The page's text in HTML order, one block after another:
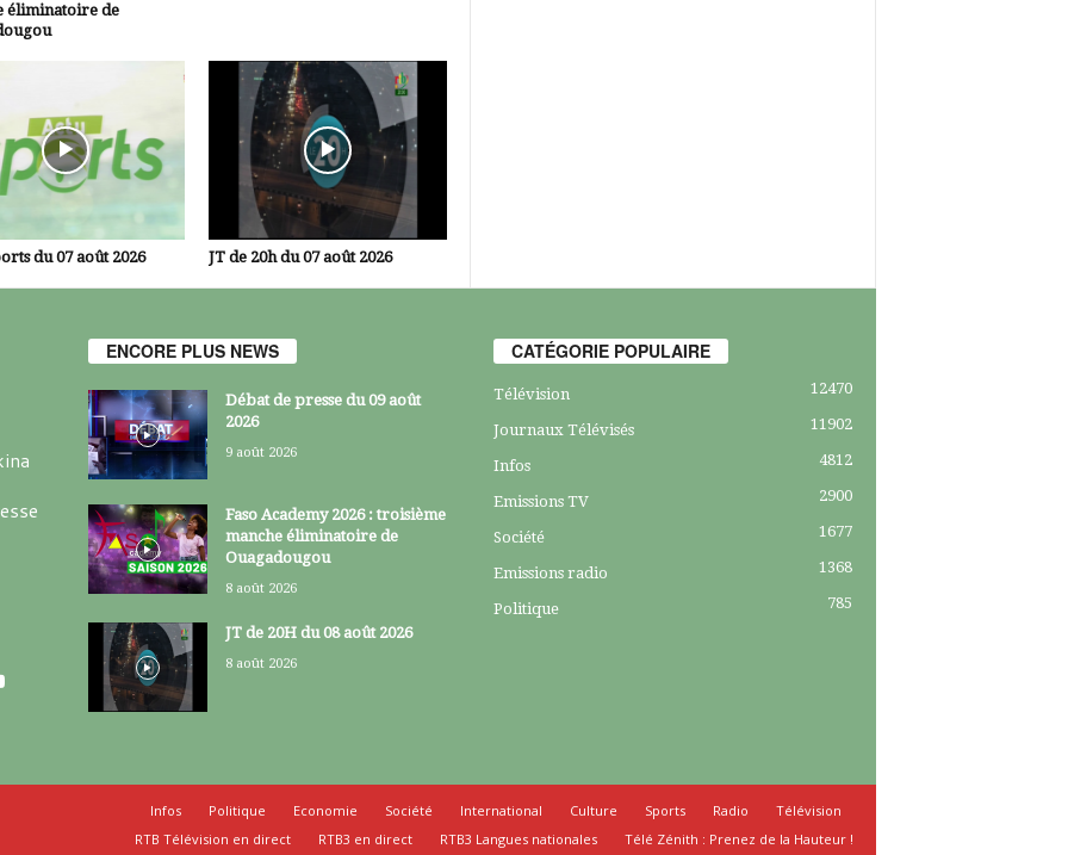
éliminatoire de
du 07 août 2026 JT de 20h du 07 août 2026
ENCORE PLUS NEWS
Débat de presse du 09 août
2026
9 août 2026
Faso Academy 2026 : troisième
manche éliminatoire de
Ouagadougou
8 août 2026
JT de 20H du 08 août 2026
8 août 2026
CATÉGORIE POPULAIRE
Télévision 12470
Journaux Télévisés 11902
Infos 4812
Emissions TV 2900
Société 1677
Emissions radio 1368
Politique 785
Infos Politique Economie Société International Culture Sports Radio
Télévision
RTB Télévision en direct
RTB3 en direct RTB3 Langues nationales Télé Zénith : Prenez de la Hauteur !